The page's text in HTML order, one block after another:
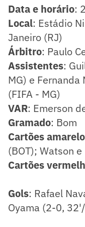
Data e horário:
Local: Estádio
Janeiro (RJ)
Árbitro: Paulo
Assistentes:
MG) e Fernanda
(FIFA - MG)
VAR: Emerson
Gramado: Bom
Cartões
(BOT); Watson
Cartões
Gols: Rafael
Oyama (2-0,